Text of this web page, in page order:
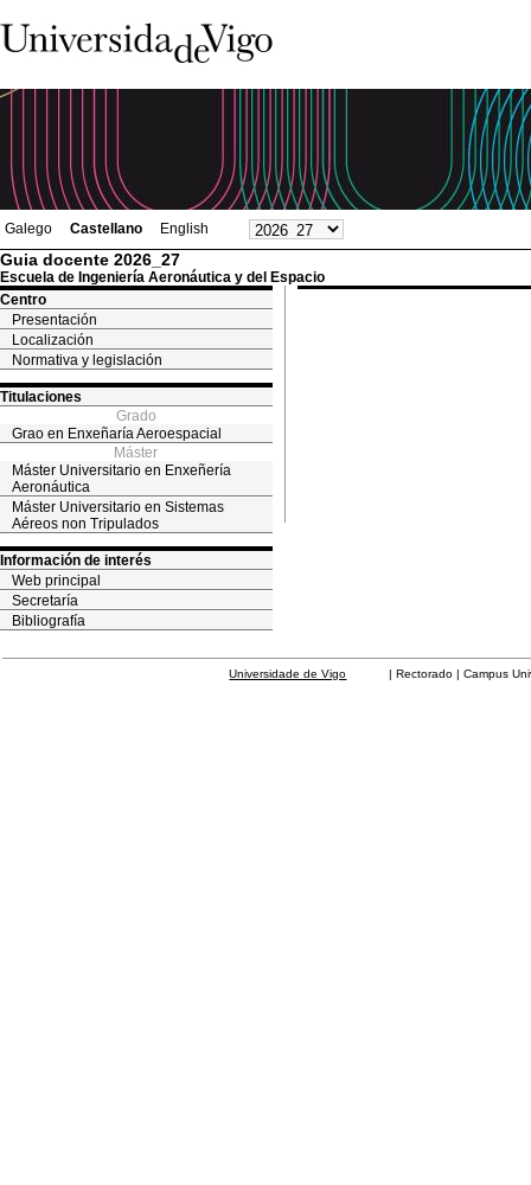
Galego Castellano English
Guia docente 2026_27
Escuela de Ingeniería Aeronáutica y del Espacio
Centro
Presentación
Localización
Normativa y legislación
Titulaciones
Grado
Grao en Enxeñaría Aeroespacial
Máster
Máster Universitario en Enxeñería
Aeronáutica
Máster Universitario en Sistemas
Aéreos non Tripulados
Información de interés
Web principal
Secretaría
Bibliografía
Universidade de Vigo | Rectorado | Campus